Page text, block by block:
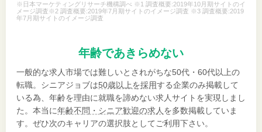
※日本マーケティングリサーチ機構調べ ※1 調査概要:2019年10月期サイトのイ
メージ調査※2 調査概要:2019年7月期サイトのイメージ調査 ※3 調査概要:2019
年7月期サイトのイメージ調査
年齢であきらめない
一般的な求人市場では難しいとされがちな50代・60代以上の
転職。シニアジョブは50歳以上を採用する企業のみ掲載して
いる為、年齢を理由に就職を諦めない求人サイトを実現しまし
た。本当に年齢不問・シニア歓迎の求人 を多数掲載していま
す。ぜひ次のキャリアの選択肢としてご利用下さい。